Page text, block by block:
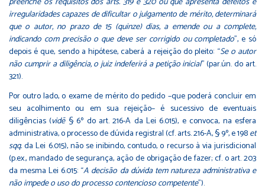
irregularidades capazes de dificultar o julgamento de mérito, determinará
que o autor, no prazo de 15 (quinze) dias, a emende ou a complete,
indicando com precisão o que deve ser corrigido ou completado”, e só
depois é que, sendo a hipótese, caberá a rejeição do pleito: “Se o autor
não cumprir a diligência, o juiz indeferirá a petição inicial” (par.ún. do art.
321).
Por outro lado, o exame de mérito do pedido –que poderá concluir em
seu acolhimento ou em sua rejeição– é sucessivo de eventuais
diligências (vidē§ 6º do art. 216-A da Lei 6.015), e convoca, na esfera
administrativa, o processo de dúvida registral (cf. arts. 216-A, § 9º, e 198et
sqq.da Lei 6.015), não se inibindo, contudo, o recurso à via jurisdicional
(p.ex., mandado de segurança, ação de obrigação de fazer; cf. o art. 203
da mesma Lei 6.015: “A decisão da dúvida tem natureza administrativa e
não impede o uso do processo contencioso competente”).